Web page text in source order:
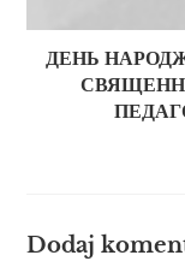
ДЕНЬ
Dodaj